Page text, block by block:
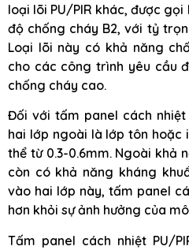
loại lõi PU/PIR khác, được
độ chống cháy B2, với tỷ
Loại lõi này có khả năng
cho các công trình yêu cầu
chống cháy cao.
Đối với tấm panel cách
hai lớp ngoài là lớp tôn hoặc
thể từ 0.3-0.6mm. Ngoài khả
còn có khả năng kháng
vào hai lớp này, tấm panel
hơn khỏi sự ảnh hưởng của
Tấm panel cách nhiệt PU/